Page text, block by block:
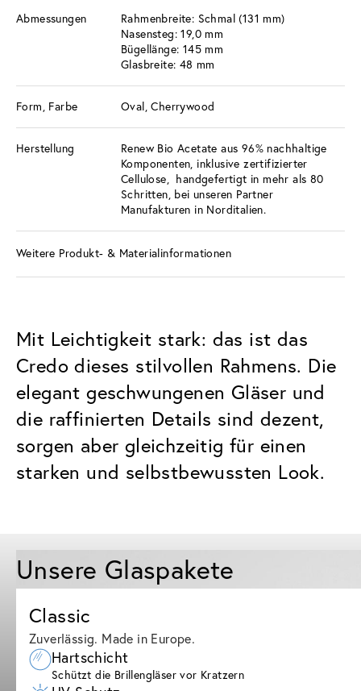
Abmessungen
Rahmenbreite: Schmal (131 mm)
Nasensteg: 19,0 mm
Bügellänge: 145 mm
Glasbreite: 48 mm
Form, Farbe Oval, Cherrywood
Herstellung
Renew Bio Acetate aus 96% nachhaltige
Komponenten, inklusive zertifizierter
Cellulose, handgefertigt in mehr als 80
Schritten, bei unseren Partner
Manufakturen in Norditalien.
Weitere Produkt- & Materialinformationen
Mit Leichtigkeit stark: das ist das
Credo dieses stilvollen Rahmens. Die
elegant geschwungenen Gläser und
die raffinierten Details sind dezent,
sorgen aber gleichzeitig für einen
starken und selbstbewussten Look.
Unsere Glaspakete
Classic
Zuverlässig. Made in Europe.
Hartschicht
Schützt die Brillengläser vor Kratzern